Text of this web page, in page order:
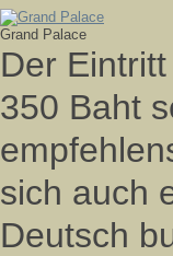
Grand Palace
Der
350 Baht
sich auch
Deutsch